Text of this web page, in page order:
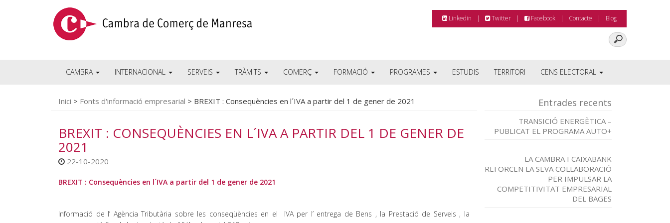
Linkedin Twitter Facebook Contacte Blog
CAMBRA INTERNACIONAL SERVEIS TRÀMITS COMERÇ FORMACIÓ PROGRAMES ESTUDIS TERRITORI CENS ELECTORAL
Inici > Fonts d'informació empresarial > BREXIT : Consequències en l´IVA a partir del 1 de gener de 2021
BREXIT : CONSEQUÈNCIES EN L´IVA A PARTIR DEL 1 DE GENER DE
2021
22-10-2020
BREXIT : Consequències en l´IVA a partir del 1 de gener de 2021
Informació de l’ Agència Tributària sobre les conseqüències en el IVA per l’ entrega de Bens , la Prestació de Serveis , la
Entrades recents
TRANSICIÓ ENERGÈTICA –
PUBLICAT EL PROGRAMA AUTO+
LA CAMBRA I CAIXABANK
REFORCEN LA SEVA COL·LABORACIÓ
PER IMPULSAR LA
COMPETITIVITAT EMPRESARIAL
DEL BAGES